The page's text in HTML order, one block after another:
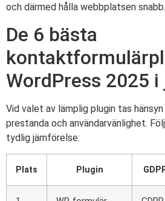
och därmed hålla webbplatsen snabb.
De 6 bästa
WordPress 2025
Vid valet av lämplig plugin tas
prestanda och användarvänlighet.
tydlig jämförelse:
Plats Plugin